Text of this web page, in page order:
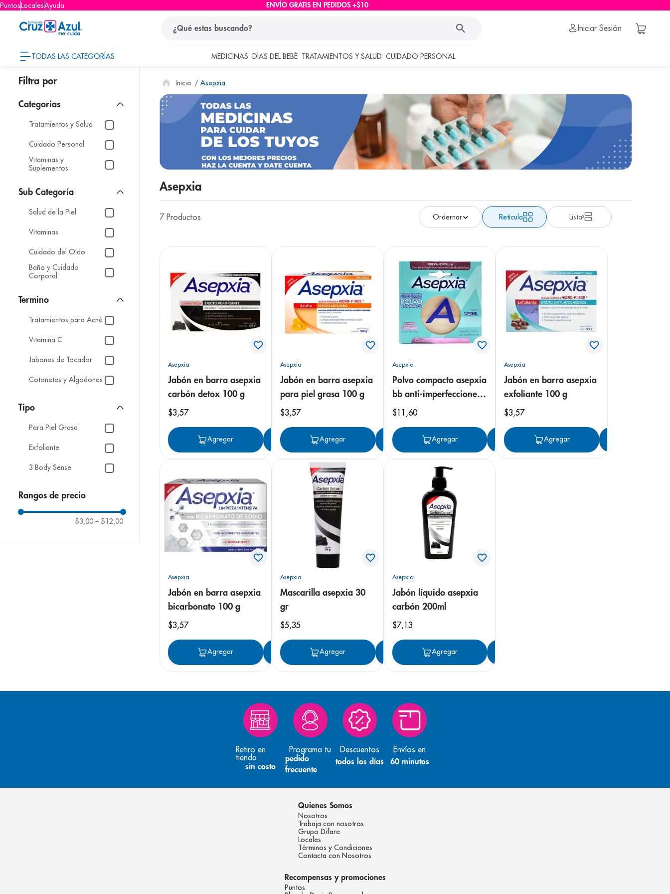
PuntosLocalesAyuda ENVÍO GRATIS EN PEDIDOS +$10
Iniciar Sesión
TODAS LAS CATEGORÍAS MEDICINAS DÍAS DEL BEBÉ TRATAMIENTOS Y SALUD CUIDADO PERSONAL
Tratamientos y Salud
Cuidado Personal
Vitaminas y
Suplementos
Salud de la Piel
Vitaminas
Cuidado del Oído
Baño y Cuidado
Corporal
Tratamientos para Acné
Vitamina C
Jabones de Tocador
Cotonetes y Algodones
Tipo
Para Piel Grasa
Exfoliante
3 Body Sense
Rangos de precio
$3,00 – $12,00
Asepxia
Asepxia
7 Productos Retícula Lista
Asepxia
Jabón en barra asepxia
carbón detox 100 g
$3,57
Agregar Agregar
Asepxia
Jabón en barra asepxia
para piel grasa 100 g
$3,57
Agregar Agregar
Asepxia
Polvo compacto asepxia
bb anti-imperfecciones
fps 15 claro mate 10 g
$11 ,60
Agregar Agregar
Asepxia
Jabón en barra asepxia
exfoliante 100 g
$3,57
Agregar
Asepxia
Jabón en barra asepxia
bicarbonato 100 g
$3,57
Agregar Agregar
Asepxia
Mascarilla asepxia 30
gr
$5,35
Agregar Agregar
Asepxia
Jabón líquido asepxia
carbón 200ml
$7,13
Agregar
Retiro en
tienda
sin costo
Programa tu
pedido
frecuente
Descuentos
todos los días
Envíos en
60 minutos
Quienes Somos
Nosotros
Trabaja con nosotros
Grupo Difare
Locales
Términos y Condiciones
Contacta con Nosotros
Recompensas y promociones
Puntos
términos más buscados
1. protector solar
pañales
3 eucerin
cerave
nivea
7. bioderma